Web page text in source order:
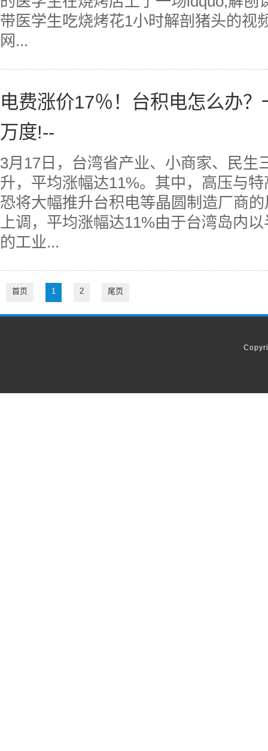
带医学生吃烧烤花1小时解剖猪头的视
网...
电费涨价17％！台积电怎么办
万度!--
3月17日，台湾省产业、小商家、民生
升，平均涨幅达11%。其中，高压与
恐将大幅推升台积电等晶圆制造厂商
上调，平均涨幅达11%由于台湾岛内
的工业...
首页 1 2 尾页